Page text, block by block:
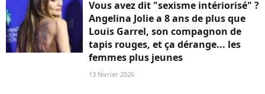
Vous avez dit "sexisme intériorisé" ?
Angelina Jolie a 8 ans de plus que
Louis Garrel, son compagnon de
tapis rouges, et ça dérange... les
femmes plus jeunes
13 février 2026